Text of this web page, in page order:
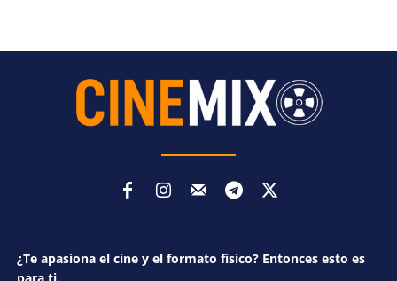
¿Te apasiona el cine y el formato físico? Entonces esto es
para ti.